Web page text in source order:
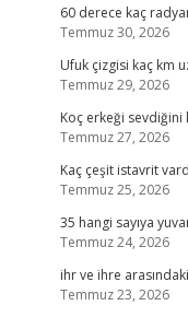
60 derece kaç
Temmuz 30, 2026
Ufuk çizgisi kaç km
Temmuz 29, 2026
Koç erkeği sevdiğini
Temmuz 27, 2026
Kaç çeşit istavrit
Temmuz 25, 2026
35 hangi sayıya
Temmuz 24, 2026
ihr ve ihre
Temmuz 23, 2026